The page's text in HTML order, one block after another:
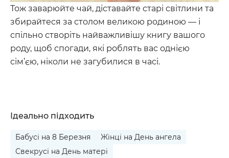
Тож заварюйте чай, діставайте старі світлини та
збирайтеся за столом великою родиною — і
спільно створіть найважливішу книгу вашого
роду, щоб спогади, які роблять вас однією
сім’єю, ніколи не загубилися в часі.
Ідеально підходить
Бабусі на 8 Березня
Жінці на День ангела
Свекрусі на День матері